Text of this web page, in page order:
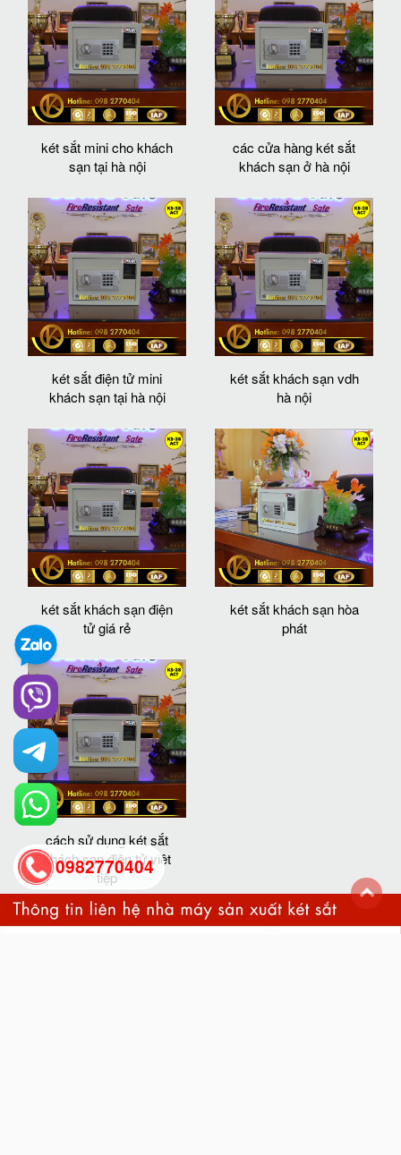
két sắt mini cho khách
sạn tại hà nội
các cửa hàng két sắt
khách sạn ở hà nội
két sắt điện tử mini
khách sạn tại hà nội
két sắt khách sạn vdh
hà nội
két sắt khách sạn điện
tử giá rẻ
két sắt khách sạn hòa
phát
cách sử dụng két sắt
khách sạn điện tử việt
tiệp
0982770404
back